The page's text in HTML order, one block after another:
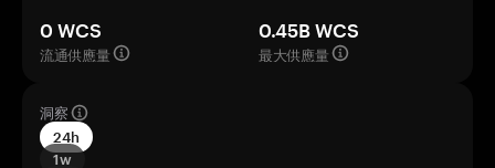
0 WCS
流通供應量
0.45B WCS
最大供應量
洞察
24h
1w